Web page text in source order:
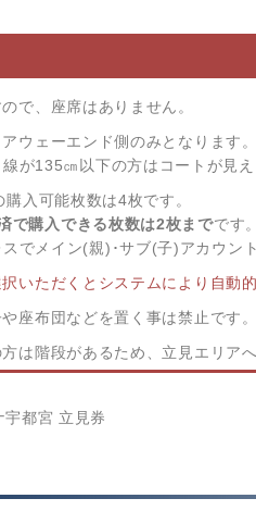
で、座席はありません。
ウェーエンド側のみとなります。
が135㎝以下の方はコートが見え
入可能枚数は4枚です。
で購入できる枚数は2枚までです。
でメイン(親)･サブ(子)アカウン
いただくとシステムにより自動
座布団などを置く事は禁止です。
は階段があるため、立見エリア